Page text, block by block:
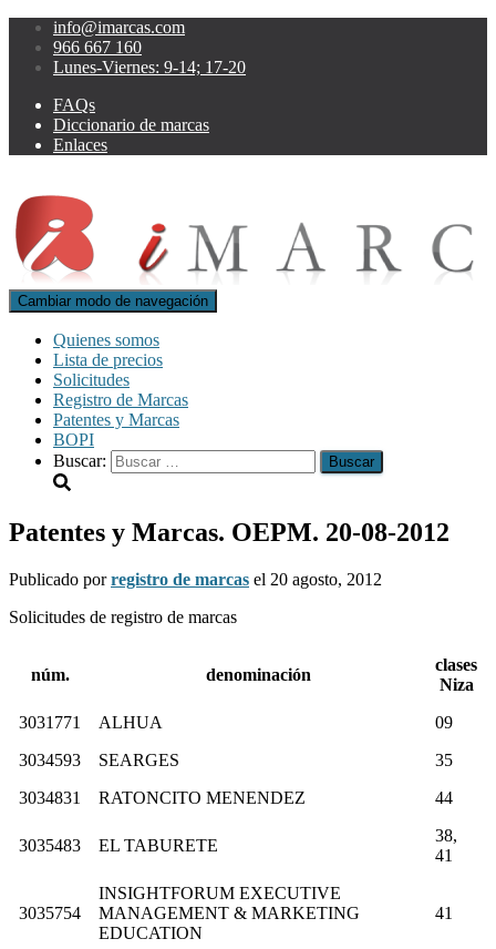
info@imarcas.com
966 667 160
Lunes-Viernes: 9-14; 17-20
FAQs
Diccionario de marcas
Enlaces
Cambiar modo de navegación
Quienes somos
Lista de precios
Solicitudes
Registro de Marcas
Patentes y Marcas
BOPI
Buscar:
Patentes y Marcas. OEPM. 20-08-2012
Publicado porregistro de marcas el 20 agosto, 2012
Solicitudes de registro de marcas
núm. denominación
clases
Niza
3031771
ALHUA
09
3034593
SEARGES
35
3034831
RATONCITO MENENDEZ 44
3035483 EL TABURETE
38,
41
3035754
INSIGHTFORUM EXECUTIVE
MANAGEMENT & MARKETING
EDUCATION
41